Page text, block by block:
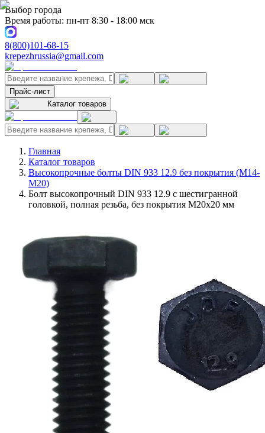
Выбор города
Время работы: пн-пт 8:30 - 18:00 мск
8(800)101-68-15
krepezhrussia@gmail.com
Прайс-лист
Каталог товаров
Главная
Каталог товаров
Высокопрочные болты DIN 933 12.9 без покрытия (M14-
M20)
Болт высокопрочный DIN 933 12.9 с шестигранной
головкой, полная резьба, без покрытия M20x20 мм